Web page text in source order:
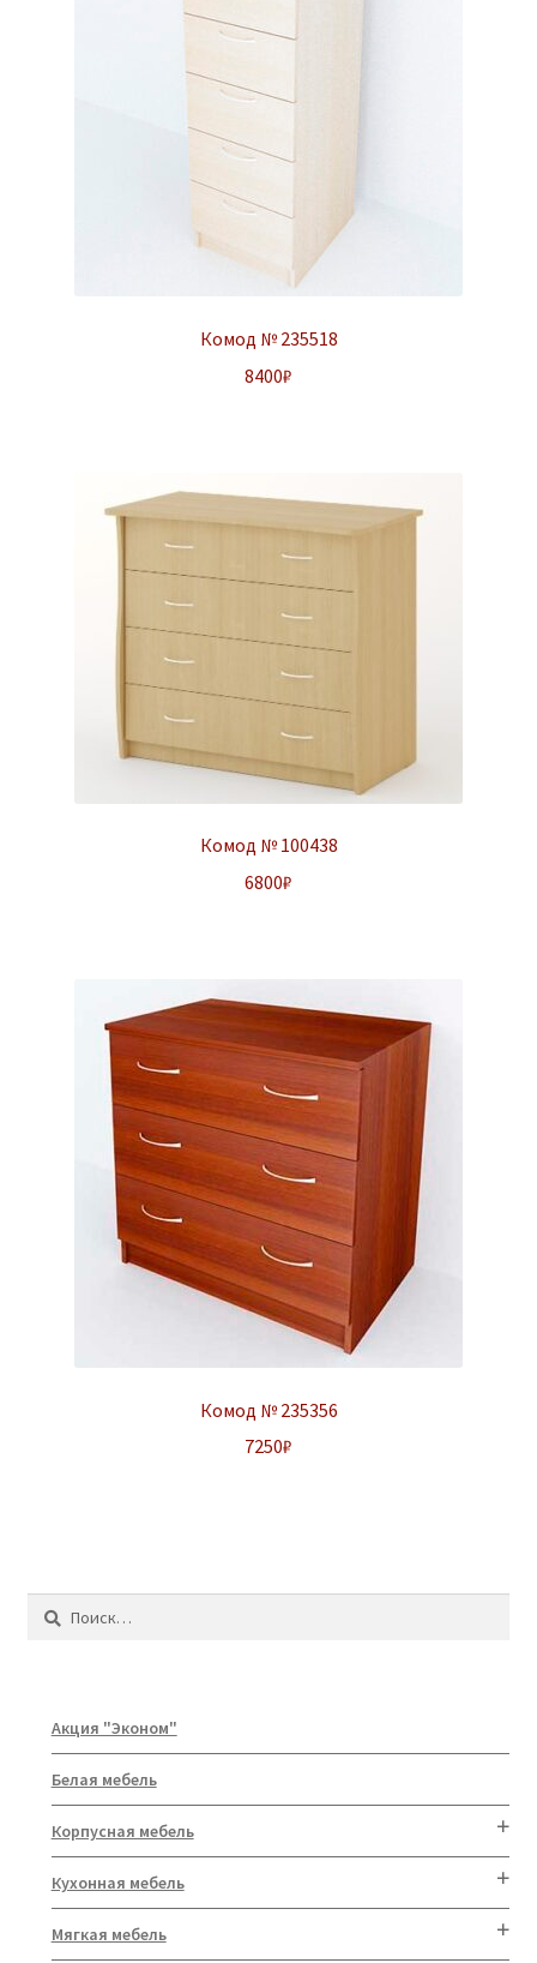
Комод № 235518
8400₽
Комод № 100438
6800₽
Комод № 235356
7250₽
Найти:
Акция "Эконом"
Белая мебель
Корпусная мебель
Кухонная мебель
Мягкая мебель